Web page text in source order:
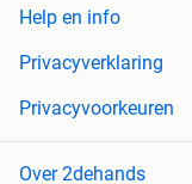
Help en info
Privacyverklaring
Privacyvoorkeuren
Over 2dehands